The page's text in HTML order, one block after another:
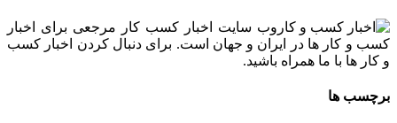
وب سایت اخبار کسب کار مرجعی برای اخبار
کسب و کار ها در ایران و جهان است. برای دنبال کردن اخبار کسب
و کار ها با ما همراه باشید.
برچسب ها